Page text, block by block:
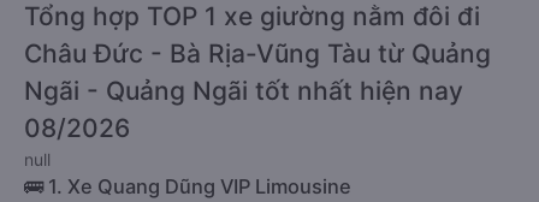
Tổng hợp TOP 1 xe giường nằm đôi đi
Châu Đức - Bà Rịa-Vũng Tàu từ Quảng
Ngãi - Quảng Ngãi tốt nhất hiện nay
08/2026
null
🚌 1. Xe Quang Dũng VIP Limousine